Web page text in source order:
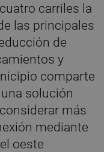
carriles la
las principales
de
y
comparte
solución
más
mediante
oeste